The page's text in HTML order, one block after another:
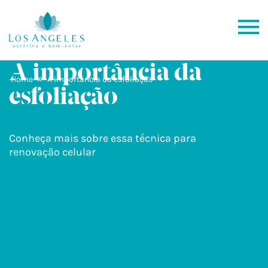
Home»A importância da esfoliação
A importância da
esfoliação
Conheça mais sobre essa técnica para
renovação celular